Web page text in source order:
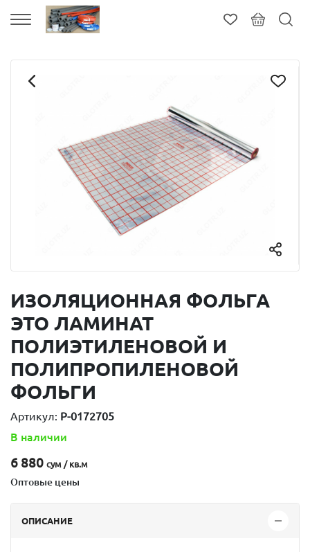
ИЗОЛЯЦИОННАЯ ФОЛЬГА
ЭТО ЛАМИНАТ
ПОЛИЭТИЛЕНОВОЙ И
ПОЛИПРОПИЛЕНОВОЙ
ФОЛЬГИ
Артикул: P-0172705
В наличии
6 880 сум / кв.м
Оптовые цены
ОПИСАНИЕ